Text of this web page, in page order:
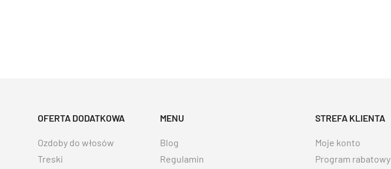
OFERTA DODATKOWA
Ozdoby do włosów
Treski
MENU
Blog
Regulamin
STREFA KLIENTA
Moje konto
Program rabatowy